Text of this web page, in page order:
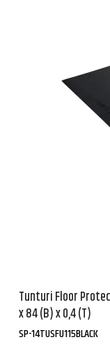
Tunturi Floor
x 84 (B) x 0,4 (T)
SP-14TUSFU115BLACK